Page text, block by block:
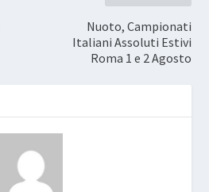
Nuoto, Campionati
Italiani Assoluti Estivi
Roma 1 e 2 Agosto